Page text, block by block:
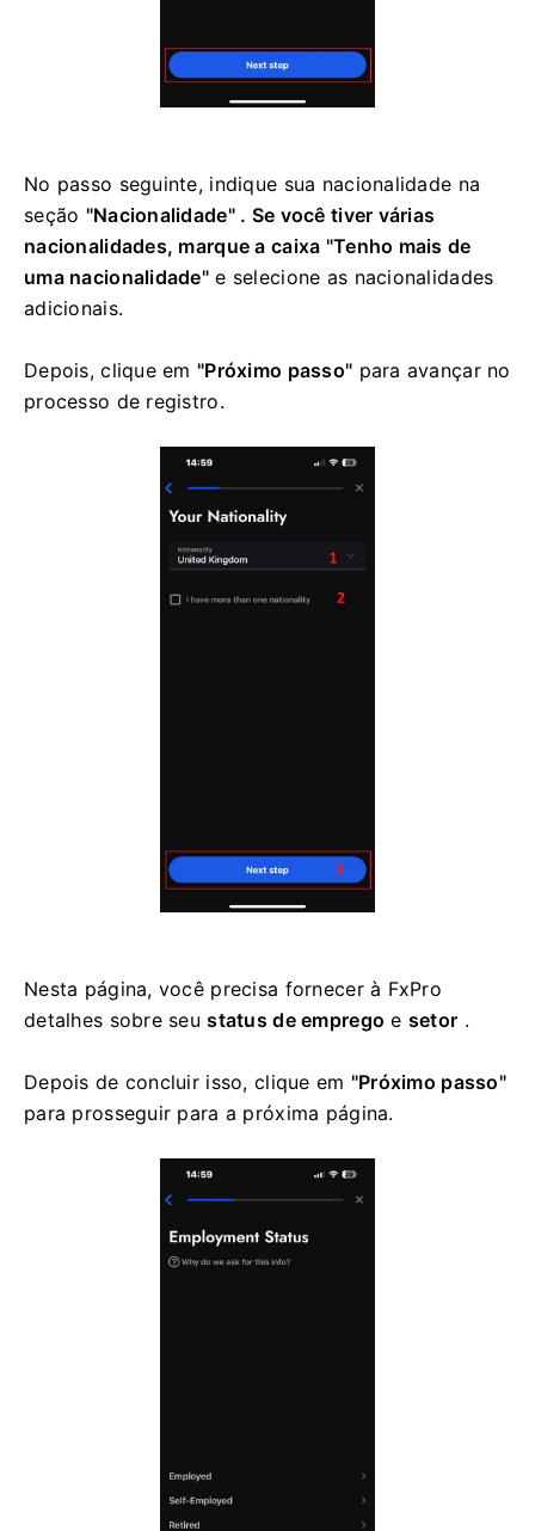
No passo seguinte, indique sua nacionalidade na
seção "Nacionalidade" . Se você tiver várias
nacionalidades, marque a caixa "Tenho mais de
uma nacionalidade" e selecione as nacionalidades
adicionais.
Depois, clique em "Próximo passo" para avançar no
processo de registro.
Nesta página, você precisa fornecer à FxPro
detalhes sobre seustatus de emprego e setor .
Depois de concluir isso, clique em "Próximo passo"
para prosseguir para a próxima página.